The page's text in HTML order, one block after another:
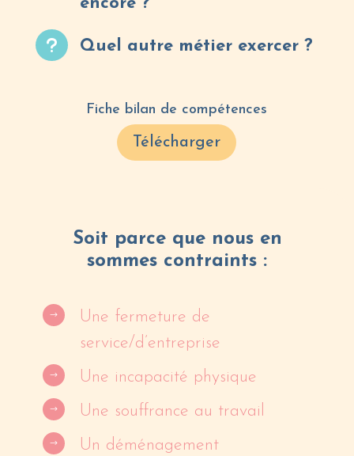
encore ?
u Quel autre métier exercer ?
Fiche bilan de compétences
Télécharger
Soit parce que nous en
sommes contraints :
$
Une fermeture de
service/d’entreprise
$ Une incapacité physique
$ Une souffrance au travail
$ Un déménagement